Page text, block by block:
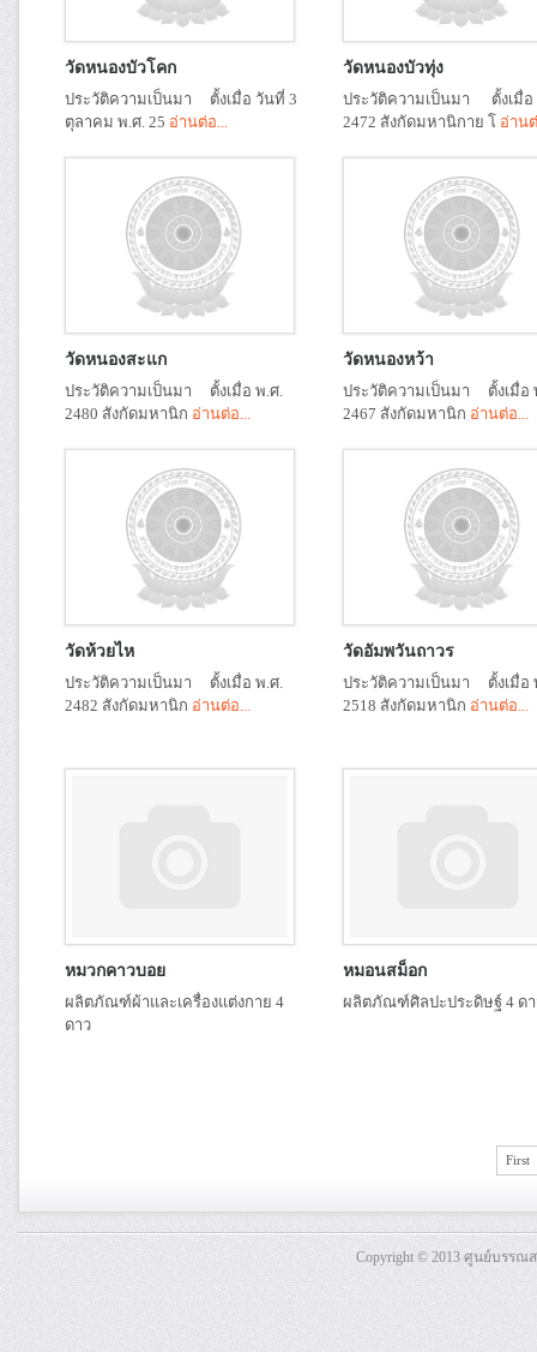
วัดหนองบัวโคก
ประวัติความเป็นมา ตั้งเมื่อ วันที่ 3
ตุลาคม พ.ศ. 25 อ่านต่อ...
วัดหนองบัวทุ่ง
ประวัติความเป็นมา ตั้งเมื่อ
2472 สังกัดมหานิกาย โ อ่าน
วัดหนองสะแก
ประวัติความเป็นมา ตั้งเมื่อ พ.ศ.
2480 สังกัดมหานิก อ่านต่อ...
วัดหนองหว้า
ประวัติความเป็นมา ตั้งเมื่อ
2467 สังกัดมหานิก อ่านต่อ...
วัดห้วยไห
ประวัติความเป็นมา ตั้งเมื่อ พ.ศ.
2482 สังกัดมหานิก อ่านต่อ...
วัดอัมพวันถาวร
ประวัติความเป็นมา ตั้งเมื่อ
2518 สังกัดมหานิก อ่านต่อ...
หมวกคาวบอย
ผลิตภัณฑ์ผ้าและเครื่องแต่งกาย 4
ดาว
หมอนสม็อก
ผลิตภัณฑ์ศิลปะประดิษฐ์ 4 ด
First
Copyright © 2013 ศูนย์บรร